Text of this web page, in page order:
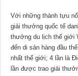
Với những thành tựu
giải thưởng quốc tế
thưởng du lịch thế giới
đến di sản hàng đầu
nhất thế giới; 4 lần là
lần được trao giải